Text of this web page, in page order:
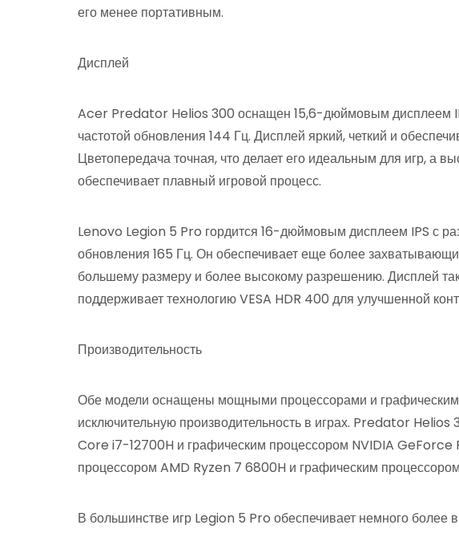
его менее портативным.
Дисплей
Acer Predator Helios 300 оснащен 15,6-дюймовым дисплеем
частотой обновления 144 Гц. Дисплей яркий, четкий и
Цветопередача точная, что делает его идеальным для игр, а
обеспечивает плавный игровой процесс.
Lenovo Legion 5 Pro гордится 16-дюймовым дисплеем IPS с
обновления 165 Гц. Он обеспечивает еще более
большему размеру и более высокому разрешению. Дисплей
поддерживает технологию VESA HDR 400 для улучшенной
Производительность
Обе модели оснащены мощными процессорами и
исключительную производительность в играх. Predator
Core i7-12700H и графическим процессором NVIDIA
процессором AMD Ryzen 7 6800H и графическим
В большинстве игр Legion 5 Pro обеспечивает немного более